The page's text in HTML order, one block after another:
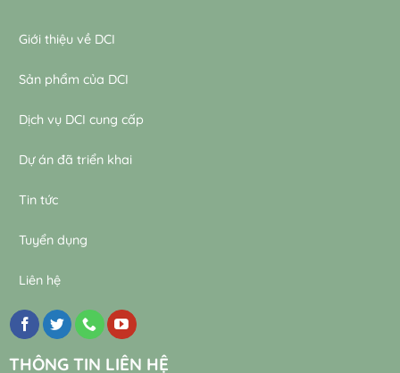
Giới thiệu về DCI
Sản phẩm của DCI
Dịch vụ DCI cung cấp
Dự án đã triển khai
Tin tức
Tuyển dụng
Liên hệ
THÔNG TIN LIÊN HỆ